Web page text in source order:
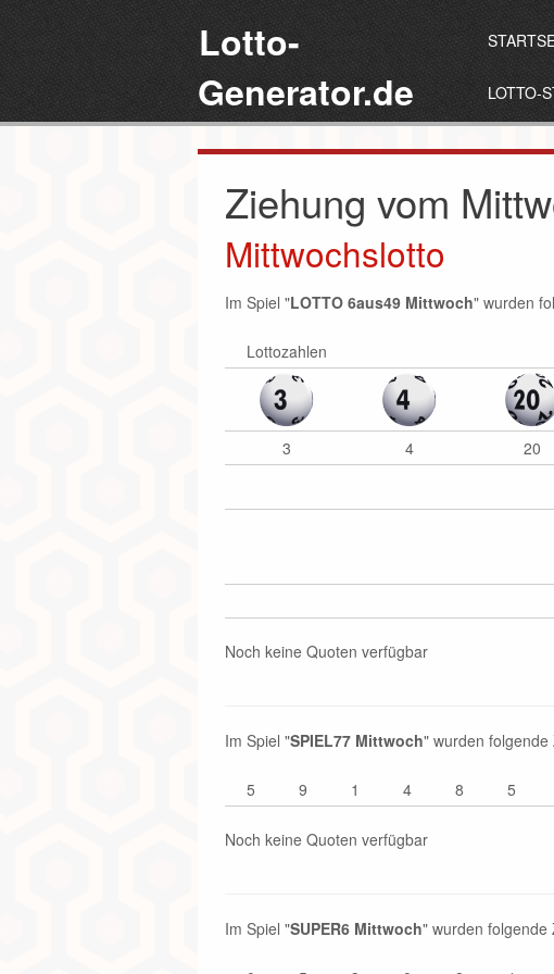
Lotto-
Generator.de
LOTTO-
Ziehung vom
Mittwochslotto
Im Spiel "LOTTO 6aus49 Mittwoch" wurden
Lottozahlen
3 4 20
Noch keine Quoten verfügbar
Im Spiel "SPIEL77 Mittwoch" wurden
5 9 1 4 8 5
Noch keine Quoten verfügbar
Im Spiel "SUPER6 Mittwoch" wurden folgende